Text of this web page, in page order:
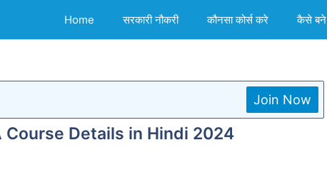
Home सरकारी नौकरी कौनसा कोर्स करे कैसे बने
Join Now
Course Details in Hindi 2024